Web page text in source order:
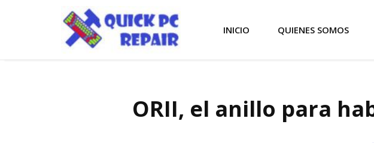
INICIO QUIENES SOMOS
ORII, el anillo para